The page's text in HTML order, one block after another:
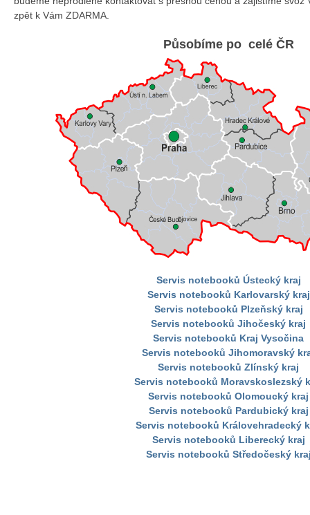
zpět k Vám ZDARMA.
Působíme po celé ČR
Servis notebooků Ústecký kraj
Servis notebooků Karlovarský kraj
Servis notebooků Plzeňský kraj
Servis notebooků Jihočeský kraj
Servis notebooků Kraj Vysočina
Servis notebooků Jihomoravský
Servis notebooků Zlínský kraj
Servis notebooků Moravskoslezský
Servis notebooků Olomoucký kraj
Servis notebooků Pardubický kraj
Servis notebooků Královehradecký
Servis notebooků Liberecký kraj
Servis notebooků Středočeský